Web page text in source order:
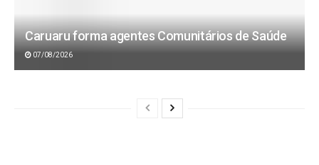
Caruaru forma agentes Comunitários de Saúde
07/08/2026